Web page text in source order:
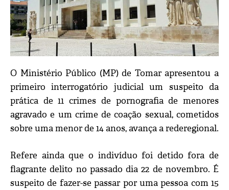
O Ministério Público (MP) de Tomar apresentou a
primeiro interrogatório judicial um suspeito da
prática de 11 crimes de pornografia de menores
agravado e um crime de coação sexual, cometidos
sobre uma menor de 14 anos, avança a rederegional.
Refere ainda que o indivíduo foi detido fora de
flagrante delito no passado dia 22 de novembro. É
suspeito de fazer-se passar por uma pessoa com 15